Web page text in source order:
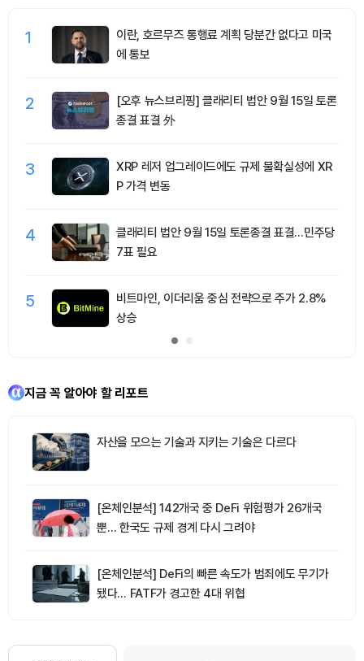
1
이란, 호르무즈 통행료 계획 당분간 없다고 미국
에 통보
2
[오후 뉴스브리핑] 클래리티 법안 9월 15일 토론
종결 표결 外
3
XRP 레저 업그레이드에도 규제 불확실성에 XR
P 가격 변동
4
클래리티 법안 9월 15일 토론종결 표결…민주당
7표 필요
5
비트마인, 이더리움 중심 전략으로 주가 2.8%
상승
지금 꼭 알아야 할 리포트
자산을 모으는 기술과 지키는 기술은 다르다
[온체인분석] 142개국 중 DeFi 위험평가 26개국
뿐… 한국도 규제 경계 다시 그려야
[온체인분석] DeFi의 빠른 속도가 범죄에도 무기가
됐다… FATF가 경고한 4대 위협